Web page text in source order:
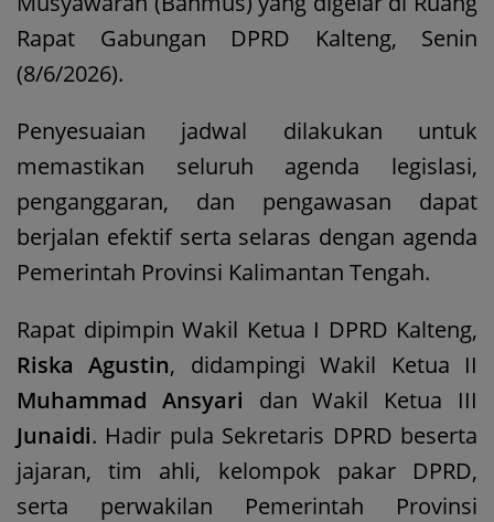
Rapat Gabungan DPRD Kalteng, Senin
(8/6/2026).
Penyesuaian jadwal dilakukan untuk
memastikan seluruh agenda legislasi,
penganggaran, dan pengawasan dapat
berjalan efektif serta selaras dengan agenda
Pemerintah Provinsi Kalimantan Tengah.
Rapat dipimpin Wakil Ketua I DPRD Kalteng,
Riska Agustin, didampingi Wakil Ketua II
Muhammad Ansyari dan Wakil Ketua III
Junaidi. Hadir pula Sekretaris DPRD beserta
jajaran, tim ahli, kelompok pakar DPRD,
serta perwakilan Pemerintah Provinsi